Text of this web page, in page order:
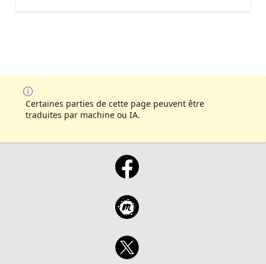
Certaines parties de cette page peuvent être
traduites par machine ou IA.